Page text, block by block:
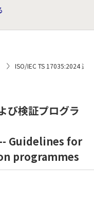
ISO/IEC TS 17035:2024 適
び検証プログラ
Guidelines for
programmes